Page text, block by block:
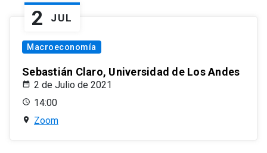
2 JUL
Macroeconomía
Sebastián Claro, Universidad de Los Andes
2 de Julio de 2021
14:00
Zoom